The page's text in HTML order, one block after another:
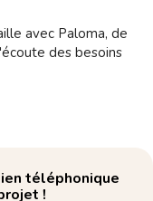
avec Paloma, de
des besoins
téléphonique
!